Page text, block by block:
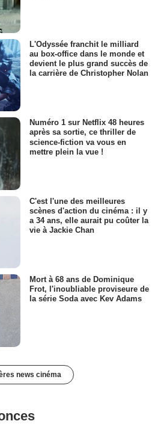
L'Odyssée franchit le milliard
au box-office dans le monde et
devient le plus grand succès de
la carrière de Christopher Nolan
Numéro 1 sur Netflix 48 heures
après sa sortie, ce thriller de
science-fiction va vous en
mettre plein la vue !
C'est l'une des meilleures
scènes d'action du cinéma : il y
a 34 ans, elle aurait pu coûter la
vie à Jackie Chan
Mort à 68 ans de Dominique
Frot, l'inoubliable proviseure de
la série Soda avec Kev Adams
news cinéma